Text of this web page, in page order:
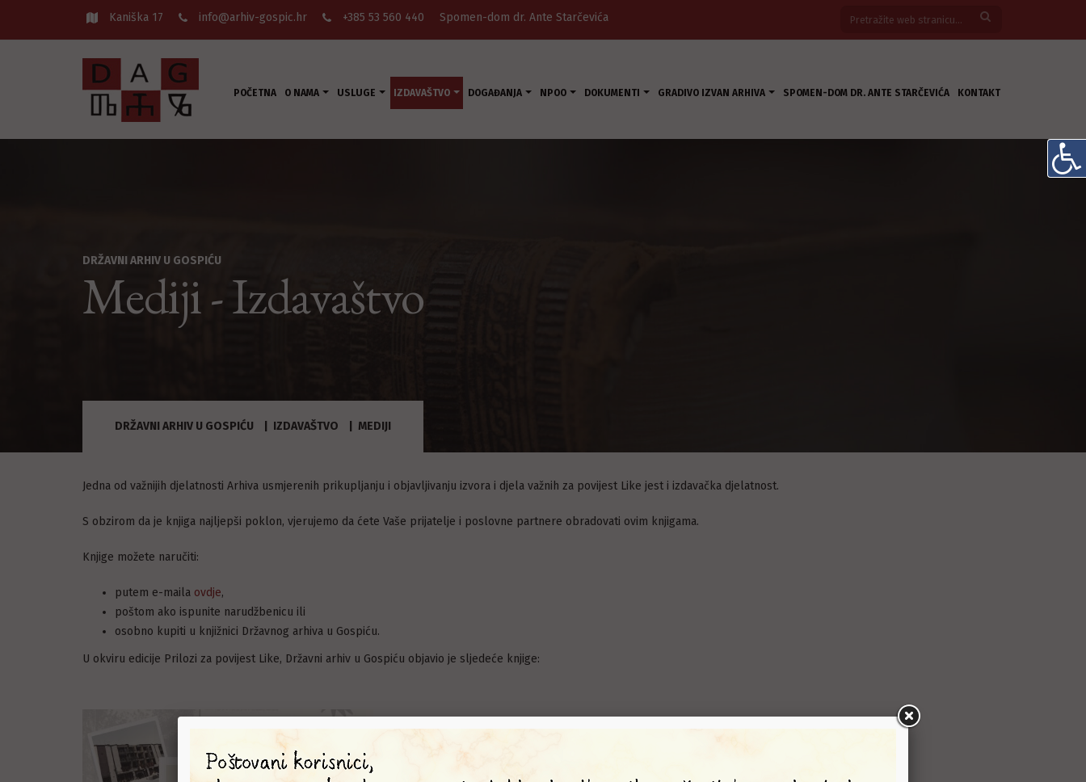
Kaniška 17 info@arhiv-gospic.hr +385 53 560 440 Spomen-dom dr. Ante Starčevića
POČETNA O NAMA USLUGE IZDAVAŠTVO DOGAĐANJA NPOO DOKUMENTI GRADIVO IZVAN ARHIVA SPOMEN-DOM DR. ANTE STARČEVIĆA KONTAKT
DRŽAVNI ARHIV U GOSPIĆU
Mediji - Izdavaštvo
DRŽAVNI ARHIV U GOSPIĆU IZDAVAŠTVO MEDIJI
Jedna od važnijih djelatnosti Arhiva usmjerenih prikupljanju i objavljivanju izvora i djela važnih za povijest Like jest i izdavačka djelatnost.
S obzirom da je knjiga najljepši poklon, vjerujemo da ćete Vaše prijatelje i poslovne partnere obradovati ovim knjigama.
Knjige možete naručiti:
putem e-maila ovdje,
poštom ako ispunite narudžbenicu ili
osobno kupiti u knjižnici Državnog arhiva u Gospiću.
U okviru edicije Prilozi za povijest Like, Državni arhiv u Gospiću objavio je sljedeće knjige: